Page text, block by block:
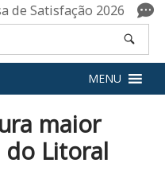
de Satisfação 2026
MENU
maior
do Litoral